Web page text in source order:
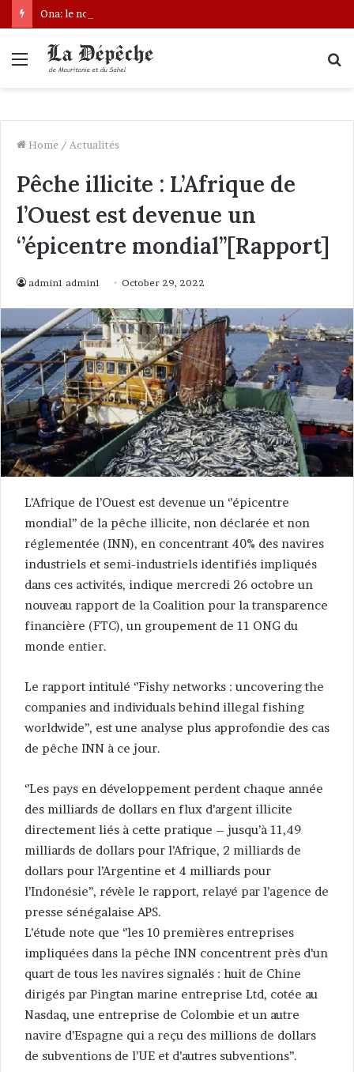
Ona: le nouveau bâtonnier installé
Menu
Home / Actualités
Pêche illicite : L’Afrique de
l’Ouest est devenue un
‘’épicentre mondial’’[Rapport]
admin1 admin1 October 29, 2022
L’Afrique de l’Ouest est devenue un ‘’épicentre
mondial’’ de la pêche illicite, non déclarée et non
réglementée (INN), en concentrant 40% des navires
industriels et semi-industriels identifiés impliqués
dans ces activités, indique mercredi 26 octobre un
nouveau rapport de la Coalition pour la transparence
financière (FTC), un groupement de 11 ONG du
monde entier.
Le rapport intitulé ‘’Fishy networks : uncovering the
companies and individuals behind illegal fishing
worldwide’’, est une analyse plus approfondie des cas
de pêche INN à ce jour.
‘’Les pays en développement perdent chaque année
des milliards de dollars en flux d’argent illicite
directement liés à cette pratique – jusqu’à 11,49
milliards de dollars pour l’Afrique, 2 milliards de
dollars pour l’Argentine et 4 milliards pour
l’Indonésie’’, révèle le rapport, relayé par l’agence de
presse sénégalaise APS.
L’étude note que ‘’les 10 premières entreprises
impliquées dans la pêche INN concentrent près d’un
quart de tous les navires signalés : huit de Chine
dirigés par Pingtan marine entreprise Ltd, cotée au
Nasdaq, une entreprise de Colombie et un autre
navire d’Espagne qui a reçu des millions de dollars
de subventions de l’UE et d’autres subventions’’.